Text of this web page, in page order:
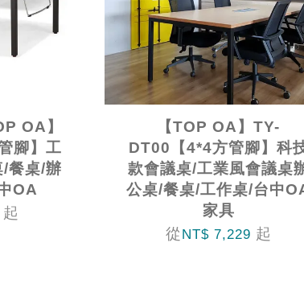
OA】
腳】工
餐桌/辦
OA
起
【TOP OA】TY-
DT00【4*4方管腳】科
款會議桌/工業風會議桌
公桌/餐桌/工作桌/台中
家具
從 NT$ 7,229 起